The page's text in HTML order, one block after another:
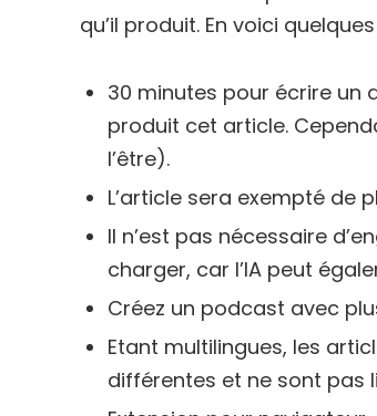
qu’il produit. En voici
30 minutes pour écrire un
produit cet article.
l’être).
L’article sera exempté de
Il n’est pas nécessaire
charger, car l’IA peut
Créez un podcast avec
Etant multilingues, les
différentes et ne sont pas